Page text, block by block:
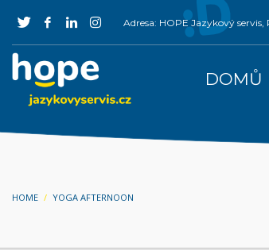
Adresa: HOPE Jazykový
DOMŮ
HOME YOGA AFTERNOON